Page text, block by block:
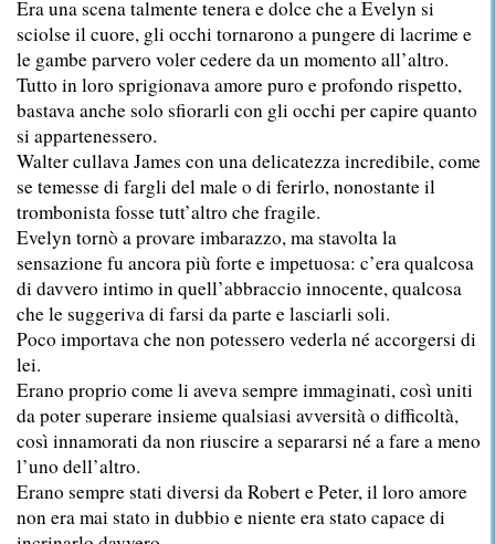
Era una scena talmente tenera e dolce che a Evelyn si
sciolse il cuore, gli occhi tornarono a pungere di lacrime e
le gambe parvero voler cedere da un momento all’altro.
Tutto in loro sprigionava amore puro e profondo rispetto,
bastava anche solo sfiorarli con gli occhi per capire quanto
si appartenessero.
Walter cullava James con una delicatezza incredibile, come
se temesse di fargli del male o di ferirlo, nonostante il
trombonista fosse tutt’altro che fragile.
Evelyn tornò a provare imbarazzo, ma stavolta la
sensazione fu ancora più forte e impetuosa: c’era qualcosa
di davvero intimo in quell’abbraccio innocente, qualcosa
che le suggeriva di farsi da parte e lasciarli soli.
Poco importava che non potessero vederla né accorgersi di
lei.
Erano proprio come li aveva sempre immaginati, così uniti
da poter superare insieme qualsiasi avversità o difficoltà,
così innamorati da non riuscire a separarsi né a fare a meno
l’uno dell’altro.
Erano sempre stati diversi da Robert e Peter, il loro amore
non era mai stato in dubbio e niente era stato capace di